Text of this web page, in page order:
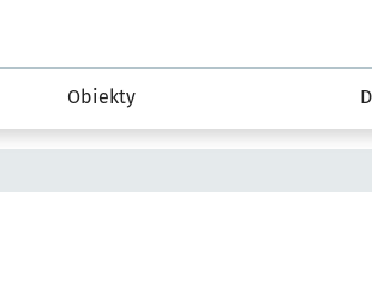
Sport i rekreacja
Obiekty